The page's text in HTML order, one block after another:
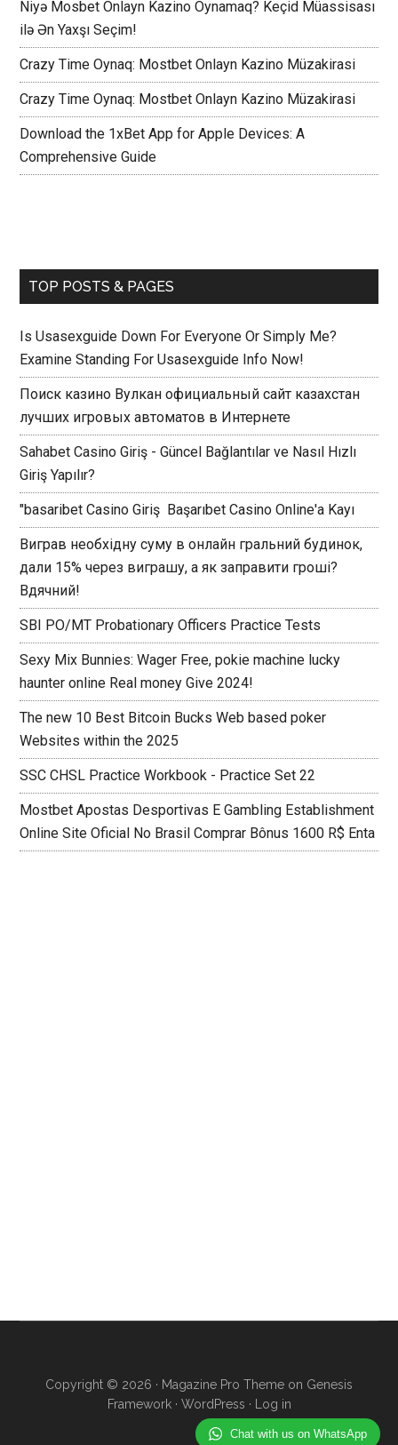
Niyə Mosbet Onlayn Kazino Oynamaq? Keçid Müassisası
ilə Ən Yaxşı Seçim!
Crazy Time Oynaq: Mostbet Onlayn Kazino Müzakirasi
Crazy Time Oynaq: Mostbet Onlayn Kazino Müzakirasi
Download the 1xBet App for Apple Devices: A
Comprehensive Guide
TOP POSTS & PAGES
Is Usasexguide Down For Everyone Or Simply Me?
Examine Standing For Usasexguide Info Now!
Поиск казино Вулкан официальный сайт казахстан
лучших игровых автоматов в Интернете
Sahabet Casino Giriş - Güncel Bağlantılar ve Nasıl Hızlı
Giriş Yapılır?
"basaribet Casino Giriş ️ Başarıbet Casino Online'a Kayı
Виграв необхідну суму в онлайн гральний будинок,
дали 15% через виграшу, а як заправити гроші?
Вдячний!
SBI PO/MT Probationary Officers Practice Tests
Sexy Mix Bunnies: Wager Free, pokie machine lucky
haunter online Real money Give 2024!
The new 10 Best Bitcoin Bucks Web based poker
Websites within the 2025
SSC CHSL Practice Workbook - Practice Set 22
Mostbet Apostas Desportivas E Gambling Establishment
Online Site Oficial No Brasil Comprar Bônus 1600 R$ Enta
Copyright © 2026 · Magazine Pro Theme on Genesis
Framework· WordPress · Log in
Chat with us on WhatsApp